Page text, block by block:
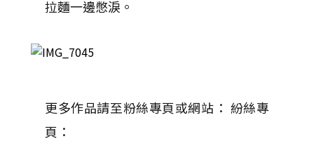
拉麵一邊憋淚。
更多作品請至粉絲專頁或網站： 紛絲專
頁：